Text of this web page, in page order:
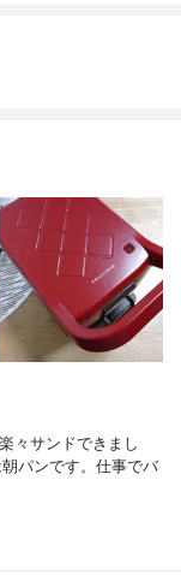
々サンドできまし
パンです。仕事でバ